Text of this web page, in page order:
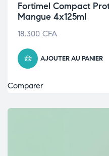
Fortimel Compact
Mangue 4x125ml
18.300 CFA
AJOUTER AU PANIER
Comparer